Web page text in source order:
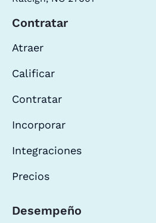
Contratar
Atraer
Calificar
Contratar
Incorporar
Integraciones
Precios
Desempeño